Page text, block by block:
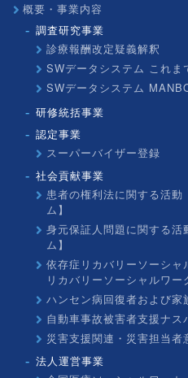
概要・事業内容
調査研究事業
診療報酬改定疑義解釈
SWデータシステム これま
SWデータシステム
研修統括事業
認定事業
スーパーバイザー登録
社会貢献事業
患者の権利法に関する活
ム】
身元保証人問題に関する
ム】
依存症リカバリーソーシ
リカバリーソーシャルワー
ハンセン病回復者および家
自動車事故被害者支援ナス
災害支援関連・災害担当者
法人運営事業